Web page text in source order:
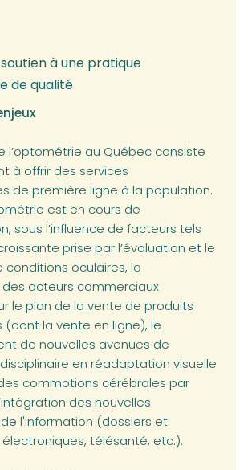
à une pratique
de qualité
l’optométrie au Québec consiste
à offrir des services
de première ligne à la population.
est en cours de
sous l’influence de facteurs tels
prise par l’évaluation et le
oculaires, la
acteurs commerciaux
le plan de la vente de produits
(dont la vente en ligne), le
de nouvelles avenues de
en réadaptation visuelle
commotions cérébrales par
des nouvelles
l'information (dossiers et
télésanté, etc.).